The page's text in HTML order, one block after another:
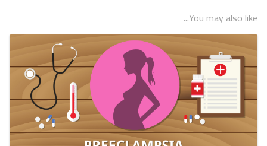
You may also like...